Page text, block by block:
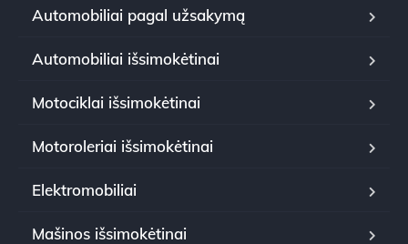
Automobiliai pagal užsakymą
Automobiliai išsimokėtinai
Motociklai išsimokėtinai
Motoroleriai išsimokėtinai
Elektromobiliai
Mašinos išsimokėtinai